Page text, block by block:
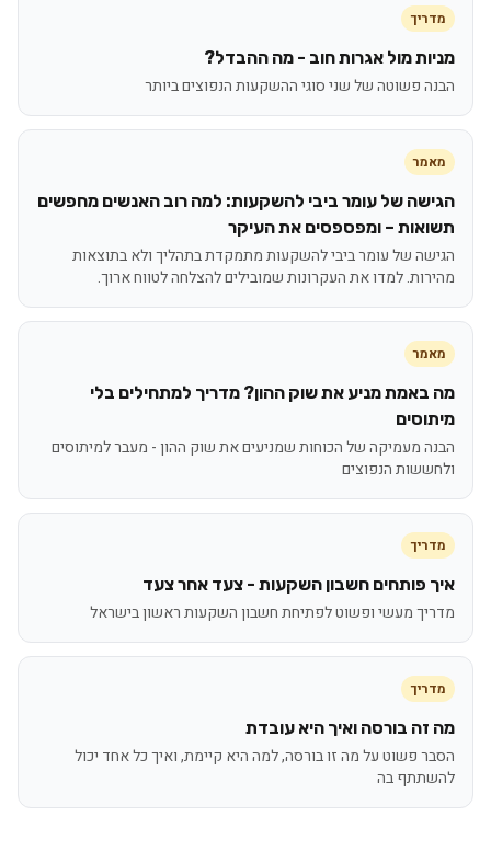
מדריך
מניות מול אגרות חוב - מה ההבדל?
הבנה פשוטה של שני סוגי ההשקעות הנפוצים ביותר
מאמר
הגישה של עומר ביבי להשקעות: למה רוב האנשים מחפשים
תשואות – ומפספסים את העיקר
הגישה של עומר ביבי להשקעות מתמקדת בתהליך ולא בתוצאות
מהירות. למדו את העקרונות שמובילים להצלחה לטווח ארוך.
מאמר
מה באמת מניע את שוק ההון? מדריך למתחילים בלי
מיתוסים
הבנה מעמיקה של הכוחות שמניעים את שוק ההון - מעבר למיתוסים
ולחששות הנפוצים
מדריך
איך פותחים חשבון השקעות - צעד אחר צעד
מדריך מעשי ופשוט לפתיחת חשבון השקעות ראשון בישראל
מדריך
מה זה בורסה ואיך היא עובדת
הסבר פשוט על מה זו בורסה, למה היא קיימת, ואיך כל אחד יכול
להשתתף בה